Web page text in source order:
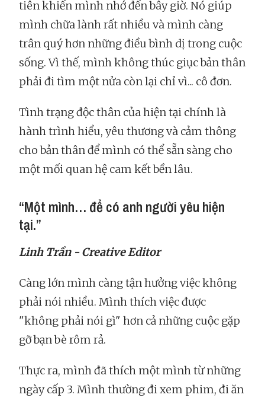
tiên khiến mình nhớ đến bây giờ. Nó giúp
mình chữa lành rất nhiều và mình càng
trân quý hơn những điều bình dị trong cuộc
sống. Vì thế, mình không thúc giục bản thân
phải đi tìm một nửa còn lại chỉ vì... cô đơn.
Tình trạng độc thân của hiện tại chính là
hành trình hiểu, yêu thương và cảm thông
cho bản thân để mình có thể sẵn sàng cho
một mối quan hệ cam kết bền lâu.
“Một mình… để có anh người yêu hiện
tại.”
Linh Trần - Creative Editor
Càng lớn mình càng tận hưởng việc không
phải nói nhiều. Mình thích việc được
"không phải nói gì" hơn cả những cuộc gặp
gỡ bạn bè rôm rả.
Thực ra, mình đã thích một mình từ những
ngày cấp 3. Mình thường đi xem phim, đi ăn